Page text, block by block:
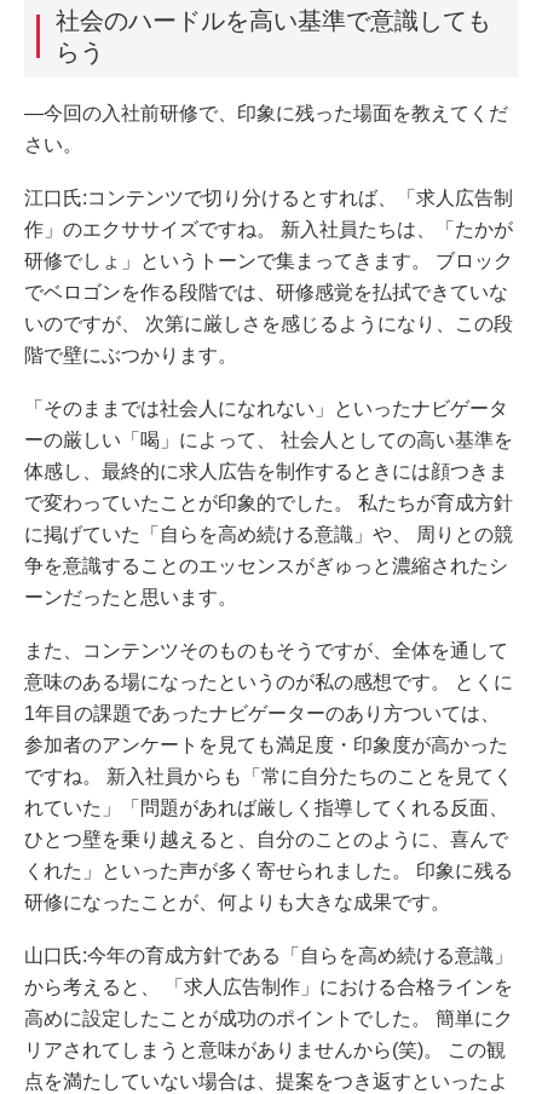
社会のハードルを高い基準で意識しても
らう
―今回の入社前研修で、印象に残った場面を教えてくだ
さい。
江口氏:コンテンツで切り分けるとすれば、「求人広告制
作」のエクササイズですね。 新入社員たちは、「たかが
研修でしょ」というトーンで集まってきます。 ブロック
でベロゴンを作る段階では、研修感覚を払拭できていな
いのですが、 次第に厳しさを感じるようになり、この段
階で壁にぶつかります。
「そのままでは社会人になれない」といったナビゲータ
ーの厳しい「喝」によって、 社会人としての高い基準を
体感し、最終的に求人広告を制作するときには顔つきま
で変わっていたことが印象的でした。 私たちが育成方針
に掲げていた「自らを高め続ける意識」や、 周りとの競
争を意識することのエッセンスがぎゅっと濃縮されたシ
ーンだったと思います。
また、コンテンツそのものもそうですが、全体を通して
意味のある場になったというのが私の感想です。 とくに
1年目の課題であったナビゲーターのあり方ついては、
参加者のアンケートを見ても満足度・印象度が高かった
ですね。 新入社員からも「常に自分たちのことを見てく
れていた」「問題があれば厳しく指導してくれる反面、
ひとつ壁を乗り越えると、自分のことのように、喜んで
くれた」といった声が多く寄せられました。 印象に残る
研修になったことが、何よりも大きな成果です。
山口氏:今年の育成方針である「自らを高め続ける意識」
から考えると、 「求人広告制作」における合格ラインを
高めに設定したことが成功のポイントでした。 簡単にク
リアされてしまうと意味がありませんから(笑)。 この観
点を満たしていない場合は、提案をつき返すといったよ